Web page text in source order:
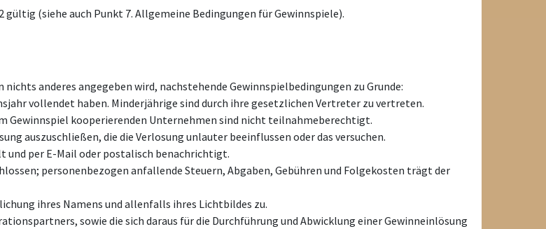
(siehe auch Punkt 7. Allgemeine Bedingungen für Gewinnspiele).
anderes angegeben wird, nachstehende Gewinnspielbedingungen zu Grunde:
vollendet haben. Minderjährige sind durch ihre gesetzlichen Vertreter zu vertreten.
Gewinnspiel kooperierenden Unternehmen sind nicht teilnahmeberechtigt.
auszuschließen, die die Verlosung unlauter beeinflussen oder das versuchen.
und per E-Mail oder postalisch benachrichtigt.
personenbezogen anfallende Steuern, Abgaben, Gebühren und Folgekosten trägt der
ihres Namens und allenfalls ihres Lichtbildes zu.
sowie die sich daraus für die Durchführung und Abwicklung einer Gewinneinlösung